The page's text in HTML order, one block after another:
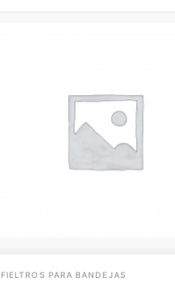
FIELTROS PARA BANDEJAS